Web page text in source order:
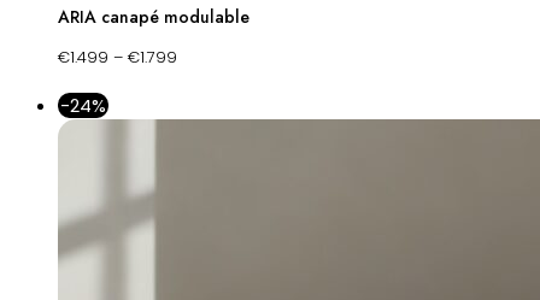
ARIA canapé modulable
€1.499 – €1.799
-24%